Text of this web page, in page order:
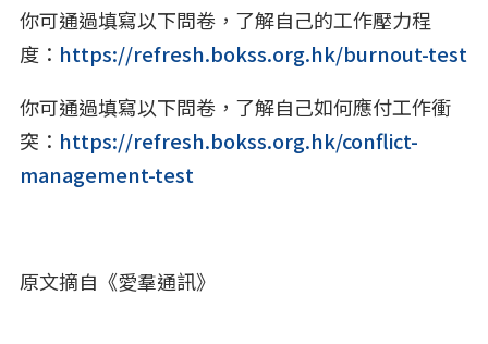
你可通過填寫以下問卷，了解自己的工作壓力程
度： https://refresh.bokss.org.hk/burnout-test
你可通過填寫以下問卷，了解自己如何應付工作衝
突： https://refresh.bokss.org.hk/conflict-
management-test
原文摘自《愛羣通訊》